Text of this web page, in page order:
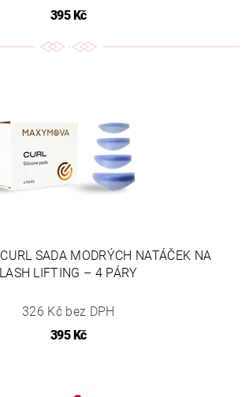
395 Kč
SADA MODRÝCH NATÁČEK NA
LASH LIFTING – 4 PÁRY
326 Kč bez DPH
395 Kč